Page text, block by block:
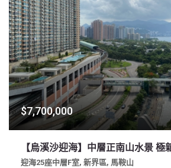
$7,700,000
【烏溪沙迎海】中層正南山水景 極
迎海25座中層F室, 新界區, 馬鞍山